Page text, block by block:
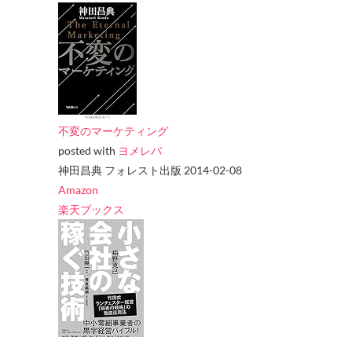
不変のマーケティング
posted with ヨメレバ
神田昌典 フォレスト出版 2014-02-08
Amazon
楽天ブックス